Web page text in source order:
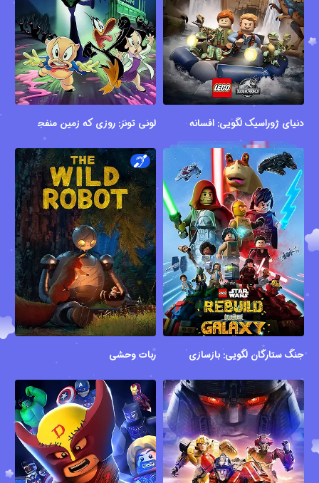
دنیای ژوراسیک لگویی: افسانه جزیره نوبلارلونی تونز: روزی که زمین منفجر شد
جنگ ستارگان لگویی: بازسازی کهکشانربات وحشی